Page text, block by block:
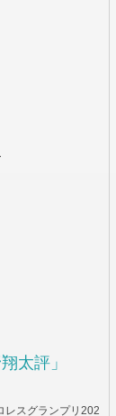
太評」
レスグランプリ202